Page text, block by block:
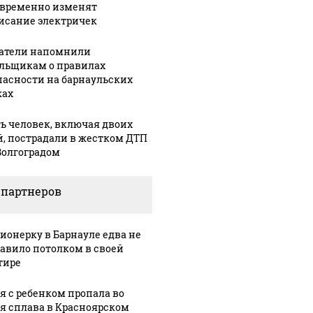
рублей
назначили
нового
спорта и
вице-
изменят
электричек
напомнили
о правилах
на барнаульских
человек, включая двоих
пострадали в жестком ДТП
в Барнауле едва не
потолком в своей
с ребенком пропала во
сплава в Красноярском